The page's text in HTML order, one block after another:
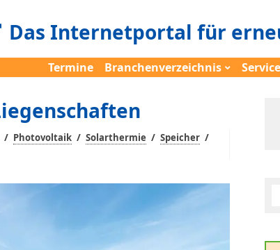
Das Internetportal für
Termine Branchenverzeichnis Service
/ Photovoltaik / Solarthermie / Speicher /